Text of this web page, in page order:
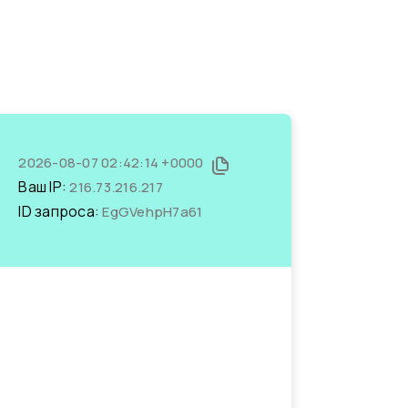
2026-08-07 02:42:14 +0000
Ваш IP:216.73.216.217
ID запроса:EgGVehpH7a61